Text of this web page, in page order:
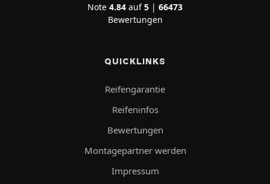
Note 4.84 auf5 | 66473
Bewertungen
QUICKLINKS
Reifengarantie
Reifeninfos
Bewertungen
Montagepartner werden
Impressum